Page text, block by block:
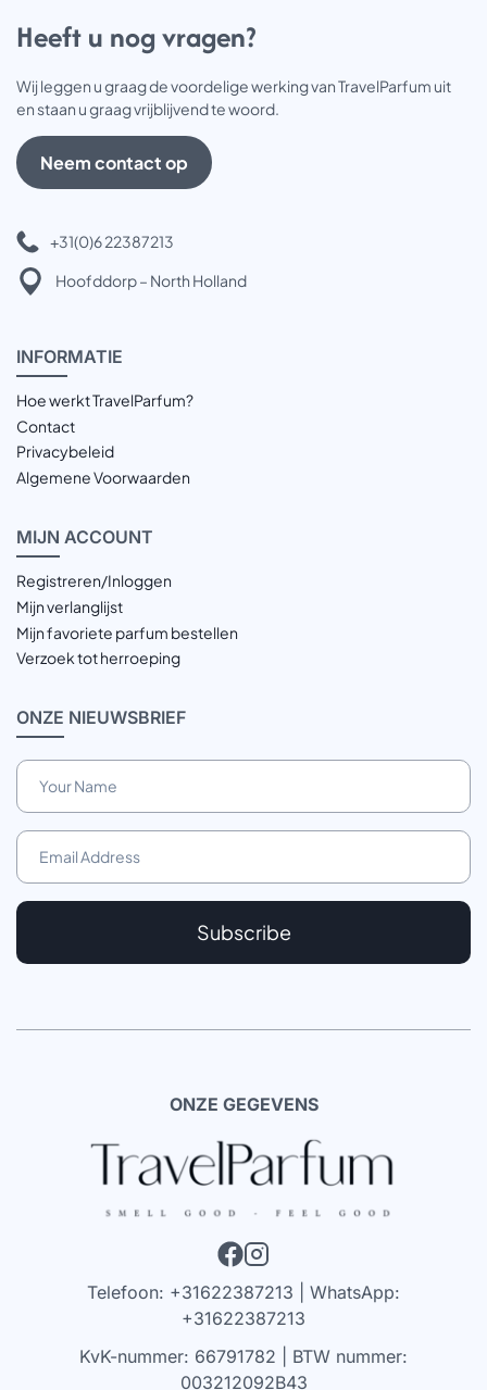
Heeft u nog vragen?
Wij leggen u graag de voordelige werking van TravelParfum uit
en staan u graag vrijblijvend te woord.
Neem contact op
+31(0)6 22387213
Hoofddorp – North Holland
INFORMATIE
Hoe werkt TravelParfum?
Contact
Privacybeleid
Algemene Voorwaarden
MIJN ACCOUNT
Registreren/Inloggen
Mijn verlanglijst
Mijn favoriete parfum bestellen
Verzoek tot herroeping
ONZE NIEUWSBRIEF
Subscribe
ONZE GEGEVENS
Telefoon: +31622387213 | WhatsApp:
+31622387213
KvK-nummer: 66791782 | BTW nummer:
003212092B43